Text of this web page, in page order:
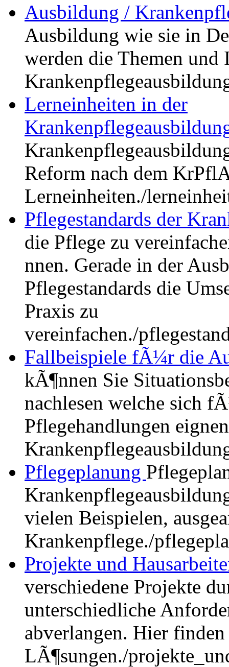
Ausbildung /
Ausbildung wie sie in
werden die Themen und
Lerneinheiten in der
Reform nach dem
Lerneinheiten./
Pflegestandards der
die Pflege zu
nnen. Gerade in der
Pflegestandards die
Praxis zu
vereinfachen./
Fallbeispiele fÃ¼r die
kÃ¶nnen Sie
nachlesen welche sich
Pflegehandlungen
Pflegeplanung
vielen Beispielen,
Krankenpflege./
Projekte und
verschiedene Projekte
unterschiedliche
abverlangen. Hier
LÃ¶sungen./